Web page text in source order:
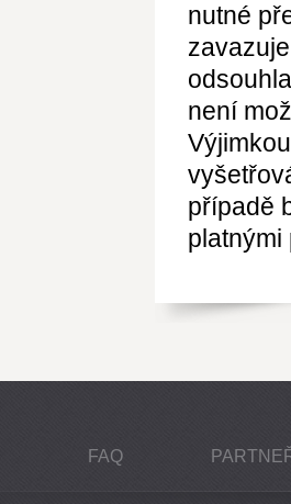
nutné
není
případě
platnými
FAQ